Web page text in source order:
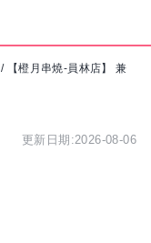
/
【橙月串燒-員林店】 兼
更新日期:2026-08-06